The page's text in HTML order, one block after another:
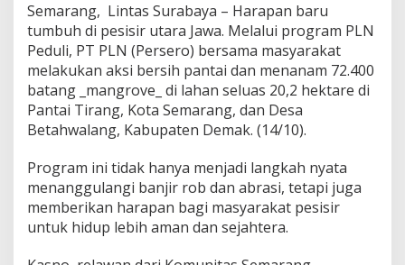
e
h
a
b
i
l
i
t
s
i
M
a
n
r
Semarang, Lintas Surabaya – Harapan baru
tumbuh di pesisir utara Jawa. Melalui program PLN
Peduli, PT PLN (Persero) bersama masyarakat
melakukan aksi bersih pantai dan menanam 72.400
batang _mangrove_ di lahan seluas 20,2 hektare di
Pantai Tirang, Kota Semarang, dan Desa
Betahwalang, Kabupaten Demak. (14/10).
Program ini tidak hanya menjadi langkah nyata
menanggulangi banjir rob dan abrasi, tetapi juga
memberikan harapan bagi masyarakat pesisir
untuk hidup lebih aman dan sejahtera.